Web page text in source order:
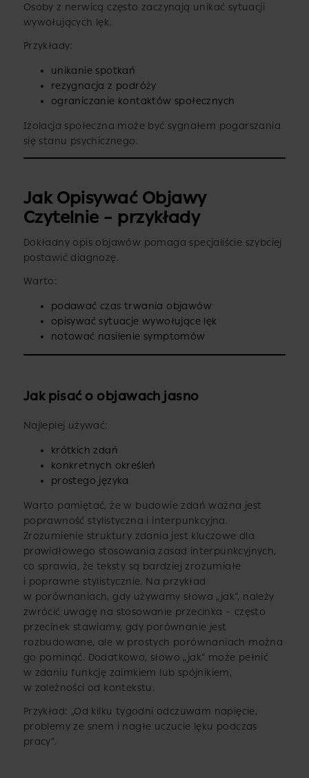
Osoby z nerwicą często zaczynają unikać sytuacji
wywołujących lęk.
Przykłady:
unikanie spotkań
rezygnacja z podróży
ograniczanie kontaktów społecznych
Izolacja społeczna może być sygnałem pogarszania
się stanu psychicznego.
Jak Opisywać Objawy
Czytelnie – przykłady
Dokładny opis objawów pomaga specjaliście szybciej
postawić diagnozę.
Warto:
podawać czas trwania objawów
opisywać sytuacje wywołujące lęk
notować nasilenie symptomów
Jak pisać o objawach jasno
Najlepiej używać:
krótkich zdań
konkretnych określeń
prostego języka
Warto pamiętać, że w budowie zdań ważna jest
poprawność stylistyczna i interpunkcyjna.
Zrozumienie struktury zdania jest kluczowe dla
prawidłowego stosowania zasad interpunkcyjnych,
co sprawia, że teksty są bardziej zrozumiałe
i poprawne stylistycznie. Na przykład
w porównaniach, gdy używamy słowa „jak”, należy
zwrócić uwagę na stosowanie przecinka – często
przecinek stawiamy, gdy porównanie jest
rozbudowane, ale w prostych porównaniach można
go pominąć. Dodatkowo, słowo „jak” może pełnić
w zdaniu funkcję zaimkiem lub spójnikiem,
w zależności od kontekstu.
Przykład: „Od kilku tygodni odczuwam napięcie,
problemy ze snem i nagłe uczucie lęku podczas
pracy”.